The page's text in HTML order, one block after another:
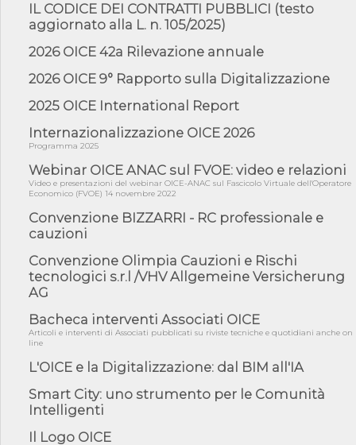
06/08/26 - Istat, produzione industriale in calo dell'1% a giugno,
su a...
06/08/26 - Dal 3 agosto in vigore l'obbligo di energie rinnovabili
06/08/26 - DL PA approvato in Cdm: contributi per
mate...
norme UE in m...
05/08/26 - DL Infrastrutture e PNRR è legge: approvata oggi la
05/08/26 - Focus OICE sul DDL di riforma della responsabilità
amminist...
05/08/26 - Anac: pubblicata la Relazione illustrativa al Bando tipo
05/08/26 - SAVE THE DATE: Assemblea Pubblica Confindustria
05/08/26 - Successo OICE per il bando della Città metropolitana
di Reg...
05/08/26 - Lettera OICE per il bando della Giunta Regionale della
Campa...
04/08/26 - DL PA: previste cancellazioni da elenchi professionisti
per ...
04/08/26 - International Sustainable Buildings Competition -
IL CODICE DEI CONTRATTI PUBBLICI (testo
aggiornato alla L. n. 105/2025)
2026 OICE 42a Rilevazione annuale
2026 OICE 9° Rapporto sulla Digitalizzazione
2025 OICE International Report
Internazionalizzazione OICE 2026
Programma 2025
Webinar OICE ANAC sul FVOE: video e relazioni
Video e presentazioni del webinar OICE-ANAC sul Fascicolo Virtuale dell'Operatore
Economico (FVOE) 14 novembre 2022
Convenzione BIZZARRI - RC professionale e
cauzioni
Convenzione Olimpia Cauzioni e Rischi
tecnologici s.r.l /VHV Allgemeine Versicherung
AG
Bacheca interventi Associati OICE
Articoli e interventi di Associati pubblicati su riviste tecniche e quotidiani anche on
line
L'OICE e la Digitalizzazione: dal BIM all'IA
Smart City: uno strumento per le Comunità
Intelligenti
Il Logo OICE